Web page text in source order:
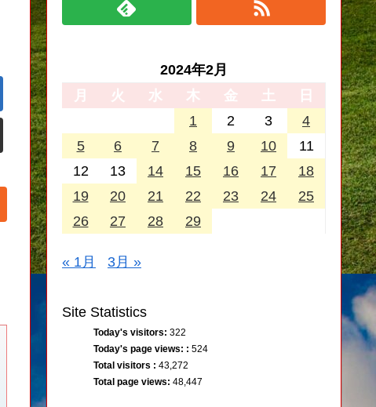
2024年2月
月
火 水 木 金 土
日
1
2 3
4
5
6 7 8 9 10
11
12
13 14 15 16 17
18
19
20 21 22 23 24
25
26
27 28 29
« 1月 3月 »
Site Statistics
Today's visitors: 322
Today's page views: : 524
Total visitors : 43,272
Total page views: 48,447